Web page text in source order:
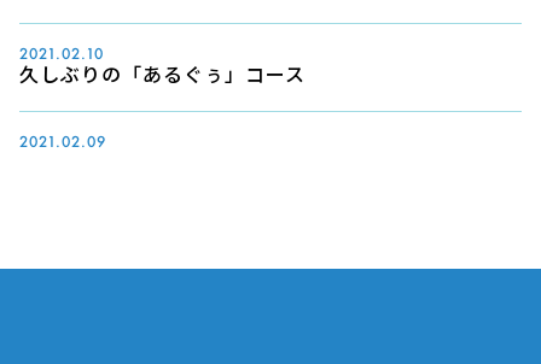
2021.02.10
久しぶりの「あるぐぅ」コース
2021.02.09